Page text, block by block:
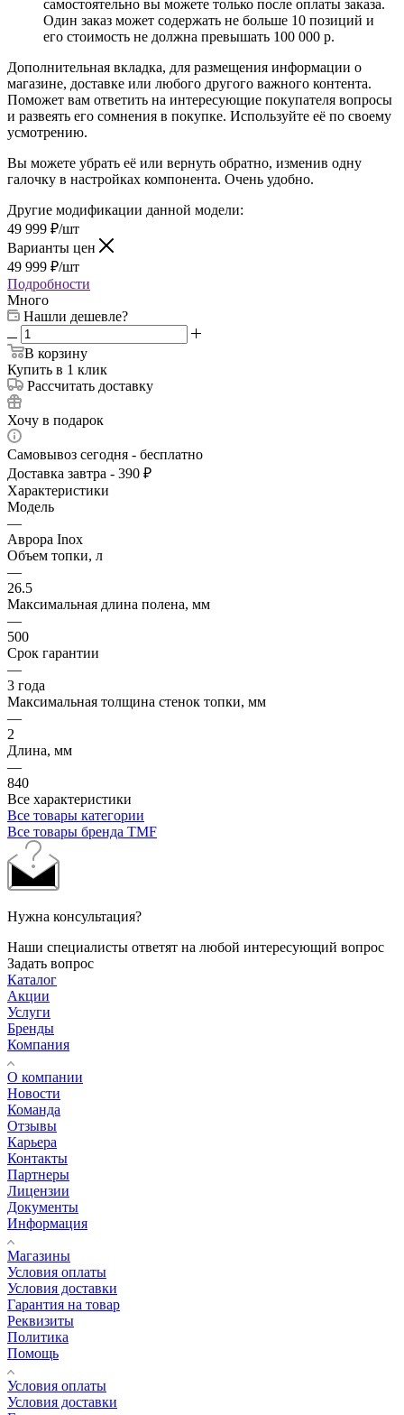
самостоятельно вы можете только после оплаты заказа.
Один заказ может содержать не больше 10 позиций и
его стоимость не должна превышать 100 000 р.
Дополнительная вкладка, для размещения информации о
магазине, доставке или любого другого важного контента.
Поможет вам ответить на интересующие покупателя вопросы
и развеять его сомнения в покупке. Используйте её по своему
усмотрению.
Вы можете убрать её или вернуть обратно, изменив одну
галочку в настройках компонента. Очень удобно.
Другие модификации данной модели:
49 999 ₽/шт
Варианты цен
49 999 ₽/шт
Подробности
Много
Нашли дешевле?
В корзину
Купить в 1 клик
Рассчитать доставку
Хочу в подарок
Самовывоз сегодня - бесплатно
Доставка завтра - 390 ₽
Характеристики
Модель
—
Аврора Inox
Объем топки, л
—
26.5
Максимальная длина полена, мм
—
500
Срок гарантии
—
3 года
Максимальная толщина стенок топки, мм
—
2
Длина, мм
—
840
Все характеристики
Все товары категории
Все товары бренда TMF
Нужна консультация?
Наши специалисты ответят на любой интересующий вопрос
Задать вопрос
Каталог
Акции
Услуги
Бренды
Компания
О компании
Новости
Команда
Отзывы
Карьера
Контакты
Партнеры
Лицензии
Документы
Информация
Магазины
Условия оплаты
Условия доставки
Гарантия на товар
Реквизиты
Политика
Помощь
Условия оплаты
Условия доставки